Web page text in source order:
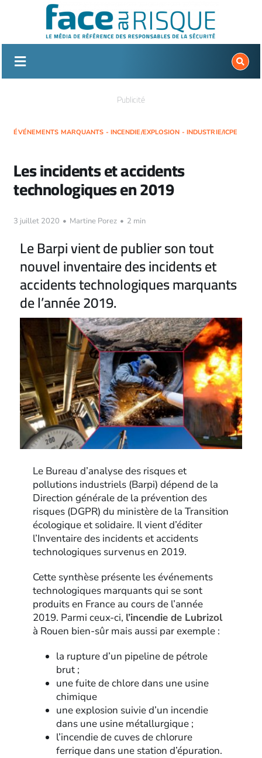
Publicité
ÉVÉNEMENTS MARQUANTS - INCENDIE/EXPLOSION - INDUSTRIE/ICPE
Les incidents et accidents
technologiques en 2019
3 juillet 2020 • Martine Porez • 2 min
Le Barpi vient de publier son tout
nouvel inventaire des incidents et
accidents technologiques marquants
de l’année 2019.
Le Bureau d’analyse des risques et
pollutions industriels (Barpi) dépend de la
Direction générale de la prévention des
risques (DGPR) du ministère de la Transition
écologique et solidaire. Il vient d’éditer
l’Inventaire des incidents et accidents
technologiques survenus en 2019.
Cette synthèse présente les événements
technologiques marquants qui se sont
produits en France au cours de l’année
2019. Parmi ceux-ci, l’incendie de Lubrizol
à Rouen bien-sûr mais aussi par exemple :
la rupture d’un pipeline de pétrole
brut ;
une fuite de chlore dans une usine
chimique
une explosion suivie d’un incendie
dans une usine métallurgique ;
l’incendie de cuves de chlorure
ferrique dans une station d’épuration.